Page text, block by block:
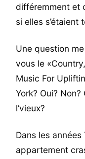
différemment et
si elles s’étaient
Une question
vous le
Music For
York? Oui?
l’vieux?
Dans les années
appartement